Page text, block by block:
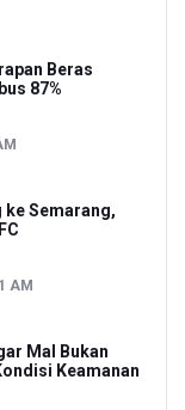
Beras
87%
ke Semarang,
AM
Mal Bukan
Keamanan